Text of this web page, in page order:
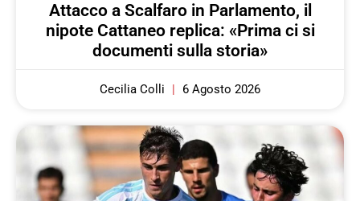
Attacco a Scalfaro in Parlamento, il
nipote Cattaneo replica: «Prima ci si
documenti sulla storia»
Cecilia Colli 6 Agosto 2026